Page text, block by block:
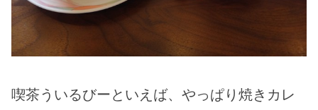
喫茶ういるびーといえば、やっぱり焼きカレ